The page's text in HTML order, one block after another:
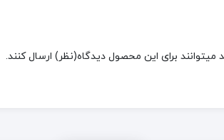
برای این محصول دیدگاه(نظر) ارسال کنند.